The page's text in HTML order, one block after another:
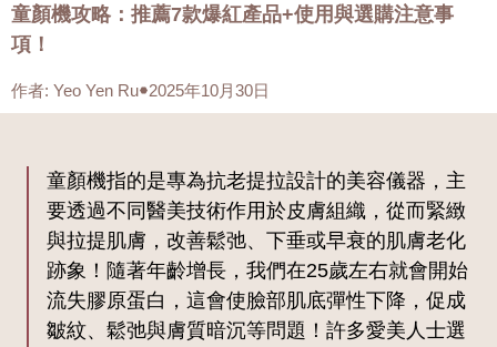
童顏機攻略：推薦7款爆紅產品+使用與選購注意事
項！
作者: Yeo Yen Ru 2025年10月30日
童顏機指的是專為抗老提拉設計的美容儀器，主
要透過不同醫美技術作用於皮膚組織，從而緊緻
與拉提肌膚，改善鬆弛、下垂或早衰的肌膚老化
跡象！隨著年齡增長，我們在25歲左右就會開始
流失膠原蛋白，這會使臉部肌底彈性下降，促成
皺紋、鬆弛與膚質暗沉等問題！許多愛美人士選